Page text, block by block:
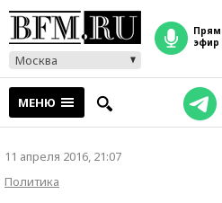
Москва
прямой
эфир
МЕНЮ
11 апреля 2016, 21:07
Политика